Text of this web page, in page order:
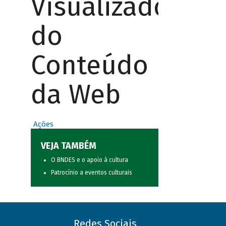
Visualizador
do
Conteúdo
da Web
Ações
VEJA TAMBÉM
O BNDES e o apoio à cultura
Patrocínio a eventos culturais
Redes Sociais